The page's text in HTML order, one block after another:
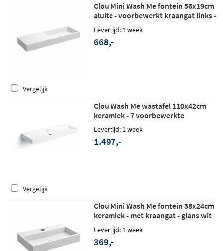
Clou Mini Wash Me fontein 56x19cm
aluite - voorbewerkt kraangat links -
Levertijd: 1 week
668,-
Vergelijk
Clou Wash Me wastafel 110x42cm
keramiek - 7 voorbewerkte
kraangaten - glans wit
Levertijd: 1 week
1.497,-
Vergelijk
Clou Mini Wash Me fontein 38x24cm
keramiek - met kraangat - glans wit
Levertijd: 1 week
369,-